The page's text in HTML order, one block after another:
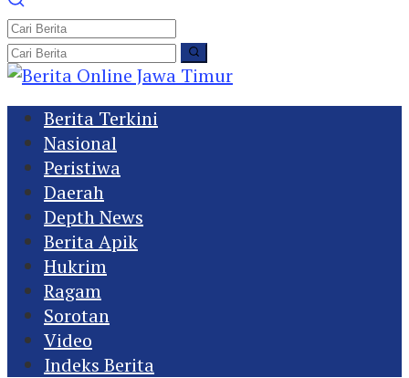
Berita Terkini
Nasional
Peristiwa
Daerah
Depth News
Berita Apik
Hukrim
Ragam
Sorotan
Video
Indeks Berita